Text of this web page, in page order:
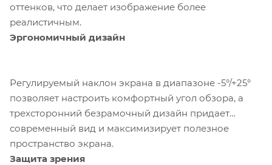
оттенков, что делает изображение более
реалистичным.
Эргономичный дизайн
Регулируемый наклон экрана в диапазоне -5°/+25°
позволяет настроить комфортный угол обзора, а
трехсторонний безрамочный дизайн придает
современный вид и максимизирует полезное
пространство экрана.
Защита зрения